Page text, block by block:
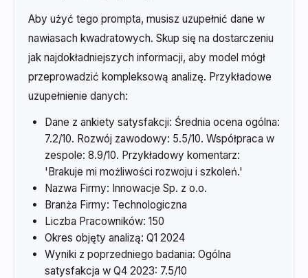
Aby użyć tego prompta, musisz uzupełnić dane w
nawiasach kwadratowych. Skup się na dostarczeniu
jak najdokładniejszych informacji, aby model mógł
przeprowadzić kompleksową analizę. Przykładowe
uzupełnienie danych:
Dane z ankiety satysfakcji: Średnia ocena ogólna:
7.2/10. Rozwój zawodowy: 5.5/10. Współpraca w
zespole: 8.9/10. Przykładowy komentarz:
'Brakuje mi możliwości rozwoju i szkoleń.'
Nazwa Firmy: Innowacje Sp. z o.o.
Branża Firmy: Technologiczna
Liczba Pracowników: 150
Okres objęty analizą: Q1 2024
Wyniki z poprzedniego badania: Ogólna
satysfakcja w Q4 2023: 7.5/10